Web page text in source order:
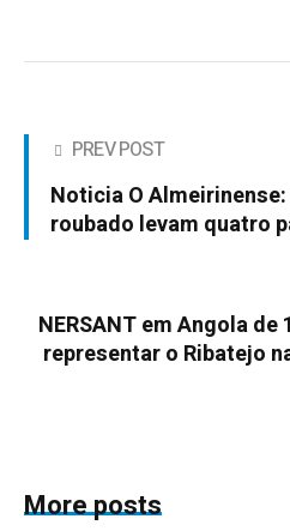
PREV POST
Noticia O
roubado levam quatro
NERSANT em Angola de
representar o Ribatejo
More posts